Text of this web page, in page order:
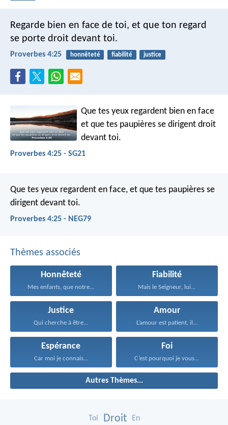
Regarde bien en face de toi, et que ton regard
se porte droit devant toi.
Proverbes 4:25 honnêteté fiabilité justice
Que tes yeux regardent bien en face
et que tes paupières se dirigent droit
devant toi.
Proverbes 4:25 - SG21
Que tes yeux regardent en face, et que tes paupières se
dirigent devant toi.
Proverbes 4:25 - NEG79
Thèmes associés
Honnêteté
Mes enfants, que notre...
Fiabilité
Mais le Seigneur, lui...
Justice
Qui cherche à être...
Amour
L’amour est patient, il...
Espérance
Car moi je connais...
Foi
C’est pourquoi je vous...
Autres Thèmes...
Toi Droit En